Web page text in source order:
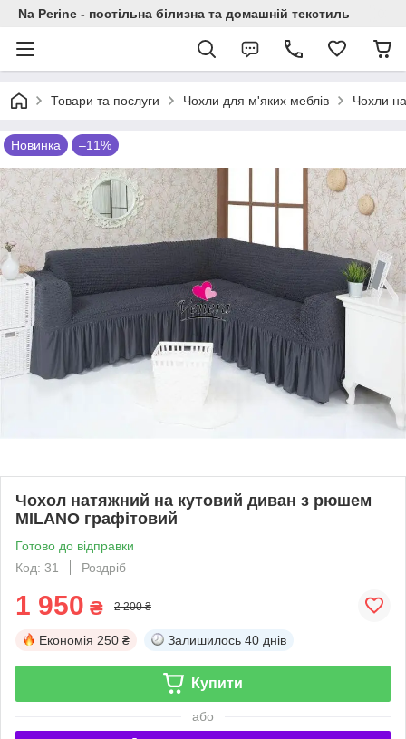
Na Perine - постільна білизна та домашній текстиль
Товари та послуги Чохли для м'яких меблів Чохли
Новинка –11%
Чохол натяжний на кутовий диван з рюшем
MILANO графітовий
Готово до відправки
Код: 31
Роздріб
1 950 ₴ 2 200 ₴
Економія 250 ₴ Залишилось 40 днів
Купити
або